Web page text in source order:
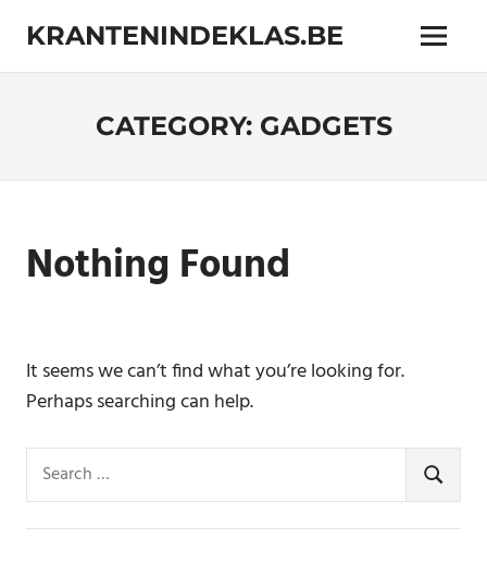
content
KRANTENINDEKLAS.BE
Online
interessante
Menu
CATEGORY: GADGETS
Nothing Found
It seems we can’t find what you’re looking for.
Perhaps searching can help.
Search
SEARCH